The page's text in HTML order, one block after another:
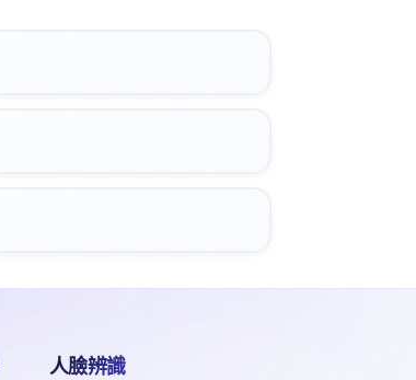
人臉辨識